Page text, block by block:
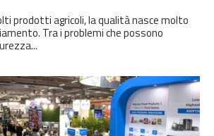
prodotti agricoli, la qualità nasce molto
Tra i problemi che possono